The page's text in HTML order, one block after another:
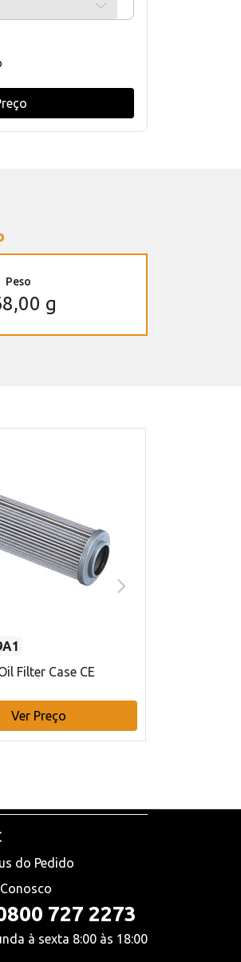
Peso
g
Filter Case CE
Ver Preço
do Pedido
727 2273
à sexta 8:00 às 18:00